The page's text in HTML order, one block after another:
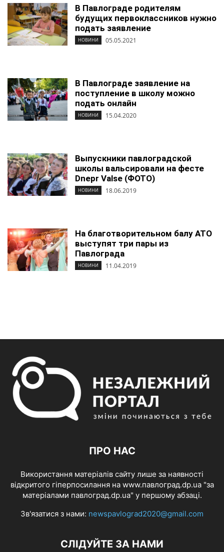
В Павлограде родителям
будущих первоклассников нужно
подать заявление
НОВИНИ 05.05.2021
В Павлограде заявление на
поступление в школу можно
подать онлайн
НОВИНИ 15.04.2020
Выпускники павлоградской
школы вальсировали на фесте
Dnepr Valse (ФОТО)
НОВИНИ 18.06.2019
На благотворительном балу АТО
выступят три пары из
Павлограда
НОВИНИ 11.04.2019
ПРО НАС
Використання матеріалів сайту лише за наявності
відкритого гіперпосилання на www.павлоград.dp.ua "за
матеріалами павлоград.dp.ua" у першому абзаці.
Зв'язатися з нами: newspavlograd2020@gmail.com
СЛІДУЙТЕ ЗА НАМИ